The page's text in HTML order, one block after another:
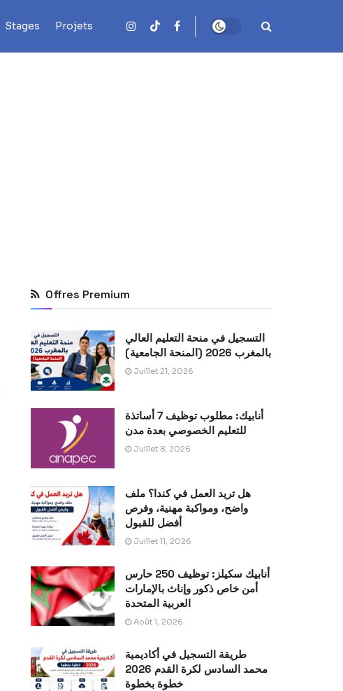
Stages Projets
Offres Premium
التسجيل في منحة التعليم العالي
بالمغرب 2026 (المنحة الجامعية)
Juillet 21, 2026
أنابيك: مطلوب توظيف 7 أساتذة
للتعليم الخصوصي بعدة مدن
Juillet 8, 2026
هل تريد العمل في كندا؟ ملف
واضح، ومواكبة مهنية، وفرص
أفضل للقبول
Juillet 11, 2026
أنابيك سكيلز: توظيف 250 حارس
أمن خاص ذكور وإناث بالإمارات
العربية المتحدة
Août 1, 2026
طريقة التسجيل في أكاديمية
محمد السادس لكرة القدم 2026
خطوة بخطوة